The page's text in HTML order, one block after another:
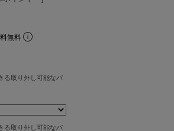
無料
る取り外し可能なパ
る取り外し可能なパ